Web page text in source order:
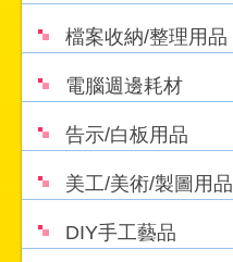
檔案收納/整理用品
電腦週邊耗材
告示/白板用品
美工/美術/製圖用品
DIY手工藝品